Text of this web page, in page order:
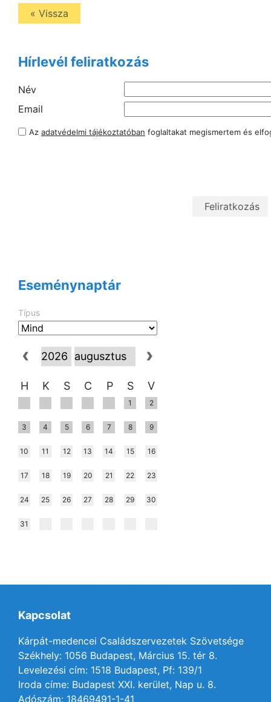
« Vissza
Hírlevél feliratkozás
Név
Email
Az adatvédelmi tájékoztatóban foglaltakat megismertem és
Eseménynaptár
Típus
H K S C P S V
1 2
3 4 5 6 7 8 9
10 11 12 13 14 15 16
17 18 19 20 21 22 23
24 25 26 27 28 29 30
31
Kapcsolat
Kárpát-medencei Családszervezetek Szövetsége
Székhely: 1056 Budapest, Március 15. tér 8.
Levelezési cím: 1518 Budapest, Pf: 139/1
Iroda címe: Budapest XXI. kerület, Nap u. 8.
Adószám: 18469491-1-41